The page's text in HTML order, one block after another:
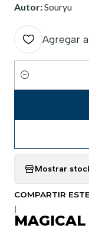
Autor:Souryu
Agregar
Cantidad
Mostrar
COMPARTIR